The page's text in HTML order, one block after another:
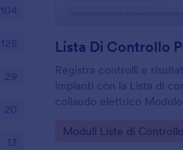
Registra controlli e
impianti con la Lista di
collaudo elettrico
gestione di ogni invio del
Go to Category:
Moduli Liste di Controllo
104
125
29
20
13